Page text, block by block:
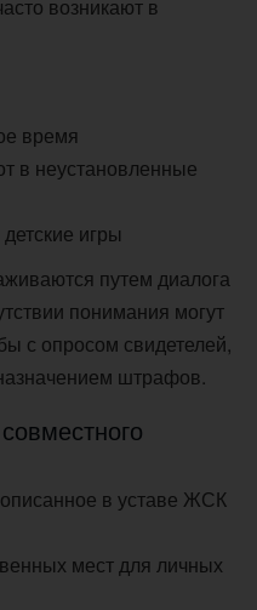
возникают в
время
в неустановленные
игры
путем диалога
понимания могут
с опросом свидетелей,
штрафов.
в уставе ЖСК
мест для личных